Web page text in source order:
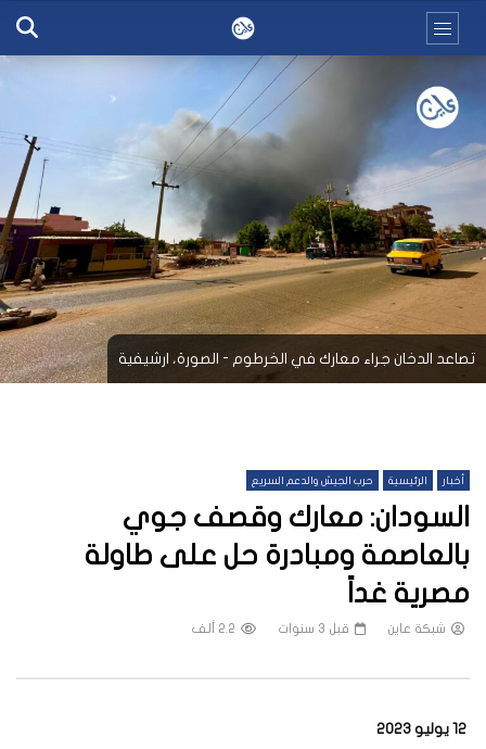
تصاعد الدخان جراء معارك في الخرطوم - الصورة، ارشيفية
أخبار الرئيسية حرب الجيش والدعم السريع
السودان: معارك وقصف جوي
بالعاصمة ومبادرة حل على طاولة
مصرية غداً
شبكة عاين قبل 3 سنوات 2.2 ألف